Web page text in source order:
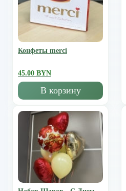
Конфеты merci
45.00 BYN
В корзину